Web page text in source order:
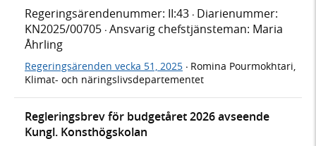
Regeringsärendenummer: II:43 · Diarienummer:
KN2025/00705 · Ansvarig chefstjänsteman: Maria
Åhrling
Regeringsärenden vecka 51, 2025 · Romina Pourmokhtari,
Klimat- och näringslivsdepartementet
Regleringsbrev för budgetåret 2026 avseende
Kungl. Konsthögskolan